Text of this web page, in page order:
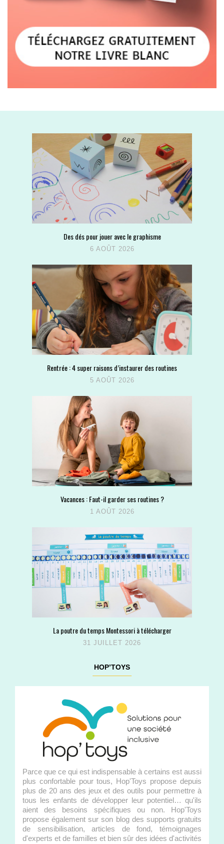
Des dés pour jouer avec le graphisme
6 AOÛT 2026
Rentrée : 4 super raisons d’instaurer des routines
5 AOÛT 2026
Vacances : Faut-il garder ses routines ?
1 AOÛT 2026
La poutre du temps Montessori à télécharger
31 JUILLET 2026
HOP’TOYS
Parce que ce qui est indispensable à certains est aussi
plus confortable pour tous, Hop'Toys propose depuis
plus de 20 ans des jeux et des outils pour permettre à
tous les enfants de développer leur potentiel… qu'ils
aient des besoins spécifiques ou non. Hop'Toys
propose également sur son blog des supports gratuits
de sensibilisation, articles de fond, témoignages
d'experts et de familles et bien sûr des idées d'activités